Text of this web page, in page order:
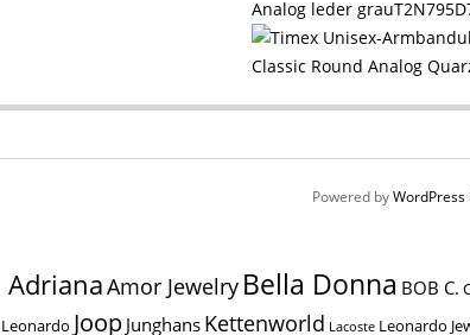
Analog leder
Classic Round Analog
Powered byWordPress
AdrianaAmor Jewelry Bella Donna BOB C.
Leonardo Joop Junghans Kettenworld Lacoste Leonardo